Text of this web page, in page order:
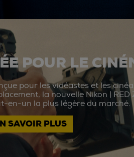
POUR LE
pour les vidéastes et les
la nouvelle Nikon | RED
en-un la plus légère du marché.
SAVOIR PLUS